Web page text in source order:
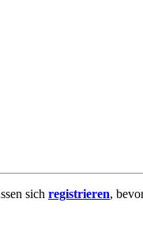
sich registrieren,